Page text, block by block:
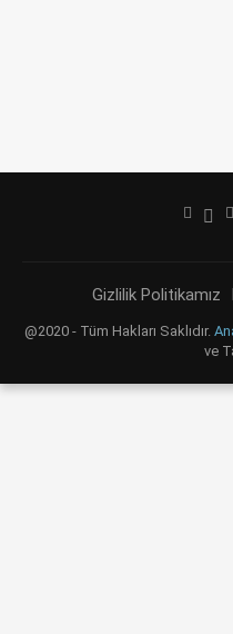
Gizlilik Politikamız
@2020 - Tüm Hakları Saklıdır.
ve